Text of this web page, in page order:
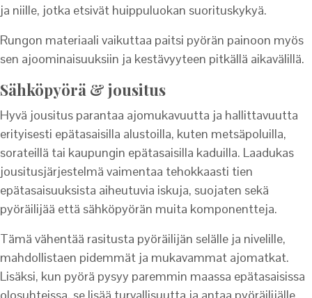
ja niille, jotka etsivät huippuluokan suorituskykyä.
Rungon materiaali vaikuttaa paitsi pyörän painoon myös
sen ajoominaisuuksiin ja kestävyyteen pitkällä aikavälillä.
Sähköpyörä & jousitus
Hyvä jousitus parantaa ajomukavuutta ja hallittavuutta
erityisesti epätasaisilla alustoilla, kuten metsäpoluilla,
sorateillä tai kaupungin epätasaisilla kaduilla. Laadukas
jousitusjärjestelmä vaimentaa tehokkaasti tien
epätasaisuuksista aiheutuvia iskuja, suojaten sekä
pyöräilijää että sähköpyörän muita komponentteja.
Tämä vähentää rasitusta pyöräilijän selälle ja nivelille,
mahdollistaen pidemmät ja mukavammat ajomatkat.
Lisäksi, kun pyörä pysyy paremmin maassa epätasaisissa
olosuhteissa, se lisää turvallisuutta ja antaa pyöräilijälle